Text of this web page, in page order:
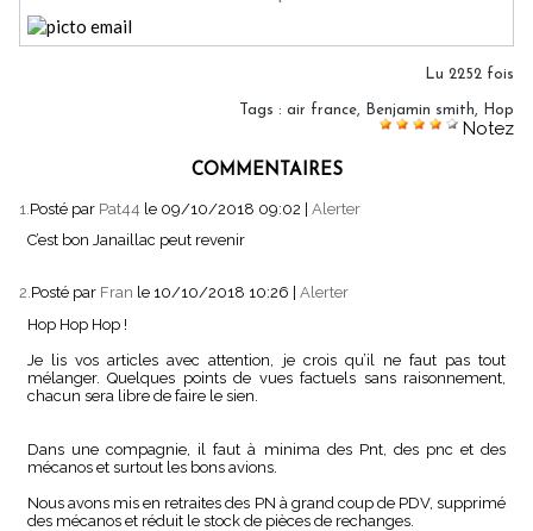
Lu 2252 fois
Tags : air france Benjamin smith Hop
Notez
COMMENTAIRES
1. Posté par Pat44 le 09/10/2018 09:02 | Alerter
C’est bon Janaillac peut revenir
2. Posté par Fran le 10/10/2018 10:26
Alerter
Hop Hop Hop !
Je lis vos articles avec attention, je crois qu’il ne faut pas tout
mélanger. Quelques points de vues factuels sans raisonnement,
chacun sera libre de faire le sien.
Dans une compagnie, il faut à minima des Pnt, des pnc et des
mécanos et surtout les bons avions.
Nous avons mis en retraites des PN à grand coup de PDV, supprimé
des mécanos et réduit le stock de pièces de rechanges.